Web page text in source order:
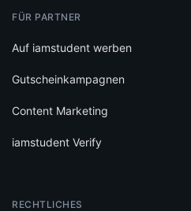
FÜR PARTNER
Auf iamstudent werben
Gutscheinkampagnen
Content Marketing
iamstudent Verify
RECHTLICHES